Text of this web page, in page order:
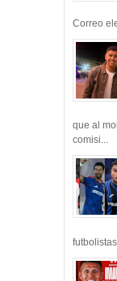
Correo
que al
comisi...